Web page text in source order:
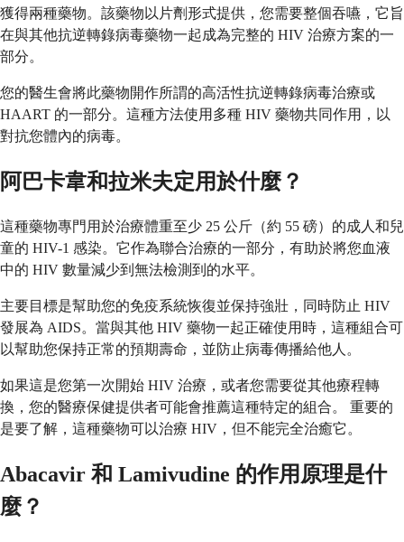
獲得兩種藥物。該藥物以片劑形式提供，您需要整個吞嚥，它旨
在與其他抗逆轉錄病毒藥物一起成為完整的 HIV 治療方案的一
部分。
您的醫生會將此藥物開作所謂的高活性抗逆轉錄病毒治療或
HAART 的一部分。這種方法使用多種 HIV 藥物共同作用，以
對抗您體內的病毒。
阿巴卡韋和拉米夫定用於什麼？
這種藥物專門用於治療體重至少 25 公斤（約 55 磅）的成人和兒
童的 HIV-1 感染。它作為聯合治療的一部分，有助於將您血液
中的 HIV 數量減少到無法檢測到的水平。
主要目標是幫助您的免疫系統恢復並保持強壯，同時防止 HIV
發展為 AIDS。當與其他 HIV 藥物一起正確使用時，這種組合可
以幫助您保持正常的預期壽命，並防止病毒傳播給他人。
如果這是您第一次開始 HIV 治療，或者您需要從其他療程轉
換，您的醫療保健提供者可能會推薦這種特定的組合。 重要的
是要了解，這種藥物可以治療 HIV，但不能完全治癒它。
Abacavir 和 Lamivudine 的作用原理是什
麼？